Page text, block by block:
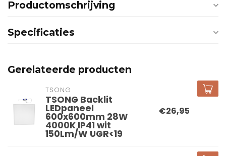
Productomschrijving
Specificaties
Gerelateerde producten
TSONG
TSONG Backlit
LEDpaneel
600x600mm 28W
4000K IP41 wit
150Lm/W UGR<19
€26,95